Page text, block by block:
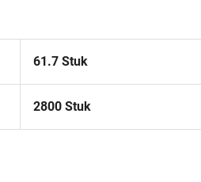
61.7 Stuk
2800 Stuk